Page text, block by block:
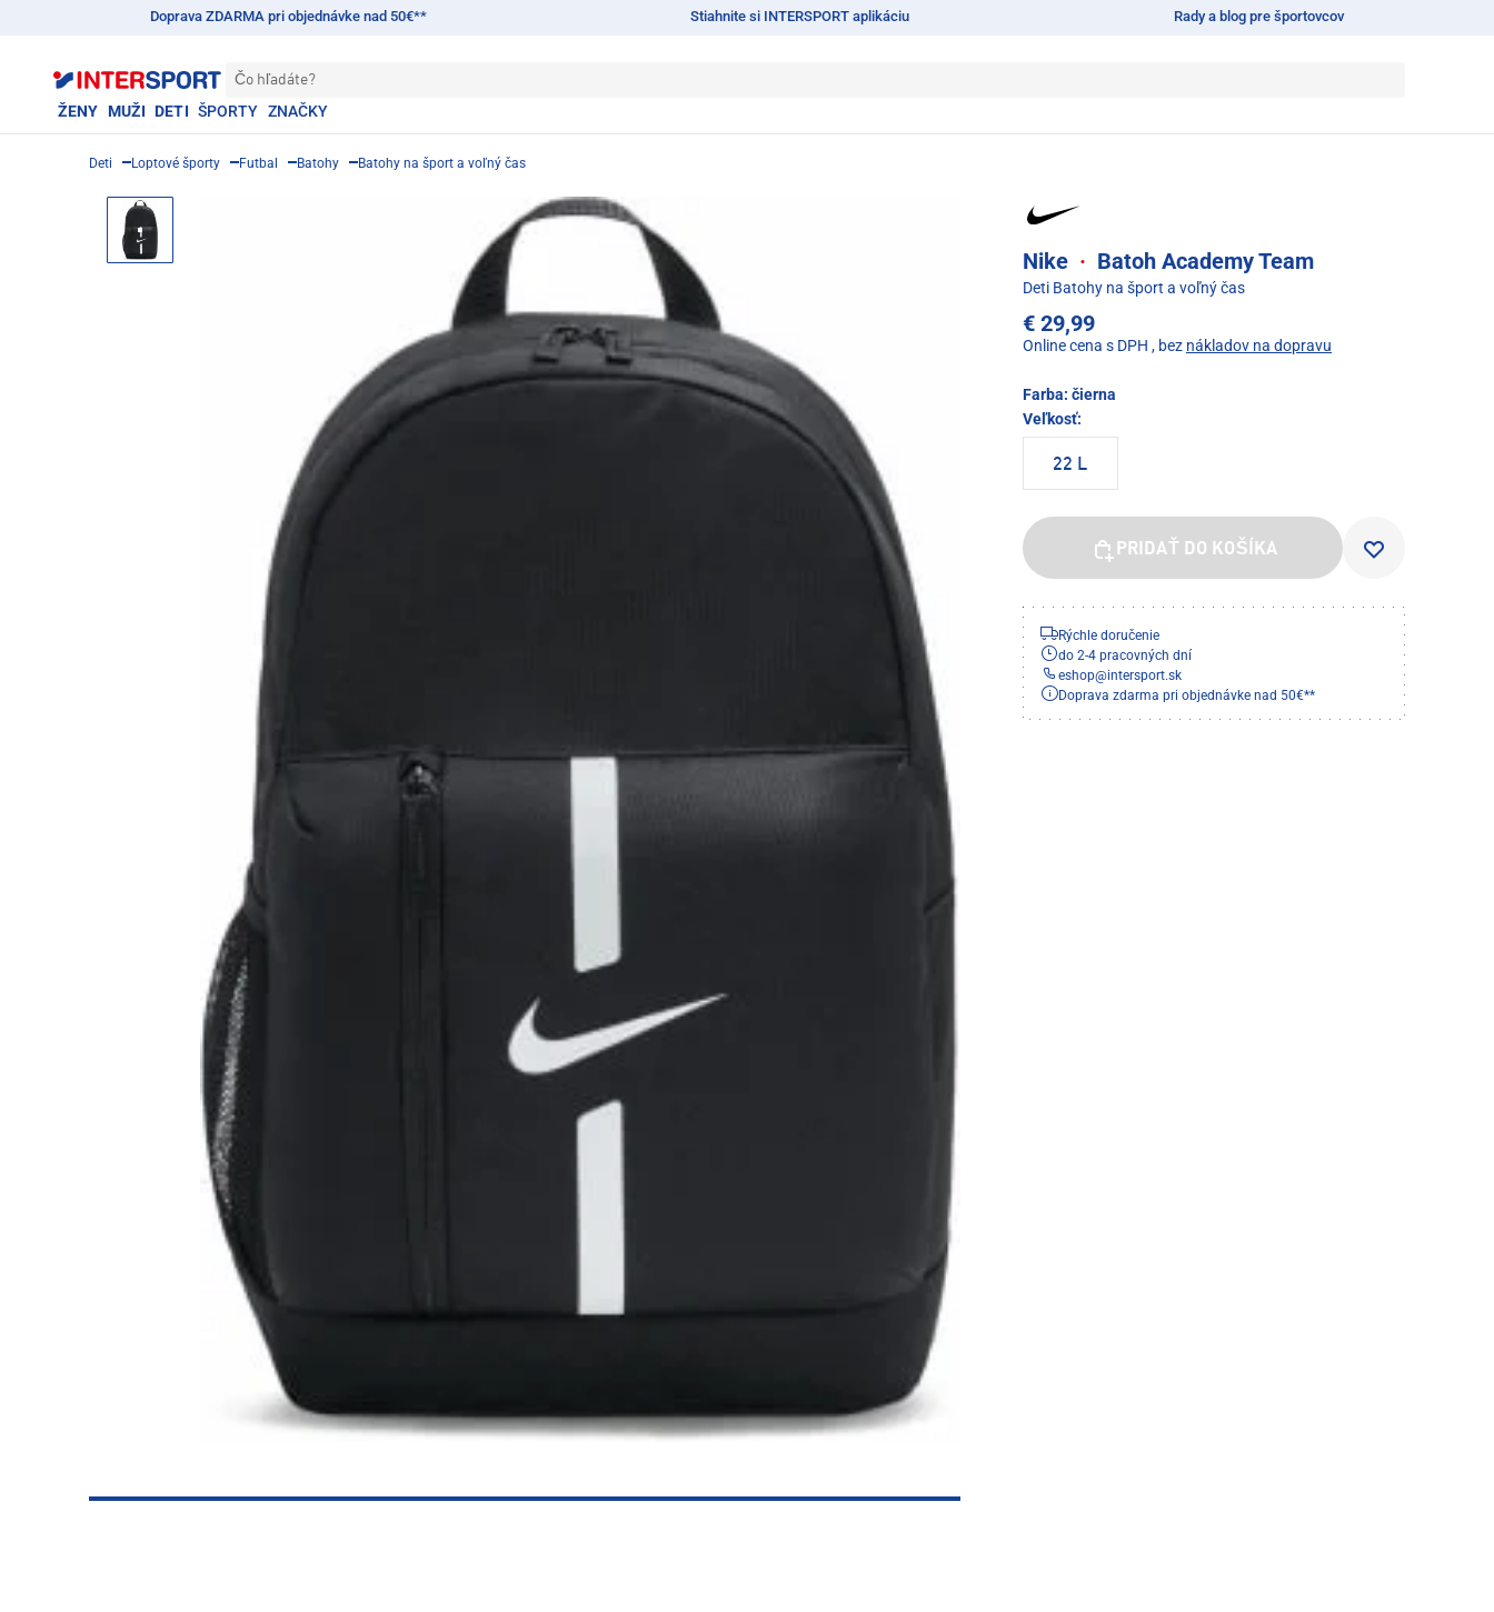
Doprava ZDARMA pri objednávke nad 50€** Stiahnite si INTERSPORT aplikáciu Rady a blog pre športovcov
Čo hľadáte?
ŽENY MUŽI DETI ŠPORTY ZNAČKY
Deti Loptové športy Futbal Batohy Batohy na šport a voľný čas
Nike · Batoh Academy Team
Deti Batohy na šport a voľný čas
€ 29,99
Online cena s DPH , bez nákladov na dopravu
Farba: čierna
Veľkosť:
22 L
PRIDAŤ DO KOŠÍKA
Rýchle doručenie
do 2-4 pracovných dní
eshop@intersport.sk
Doprava zdarma pri objednávke nad 50€**